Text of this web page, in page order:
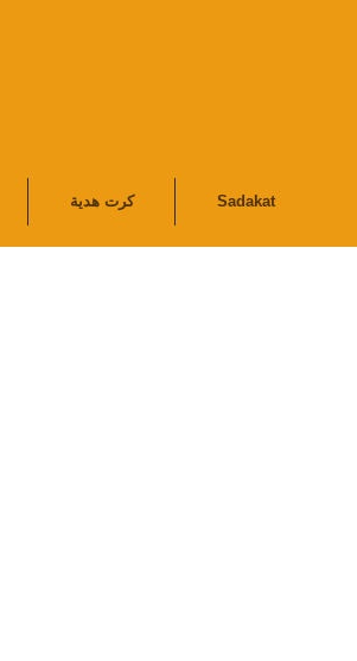
كرت هدية Sadakat